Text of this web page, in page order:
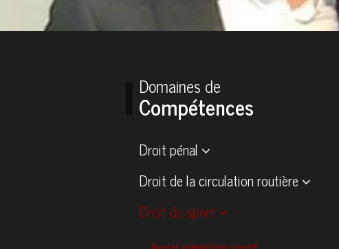
Domaines de
Compétences
Droit pénal
Droit de la circulation routière
Droit du sport